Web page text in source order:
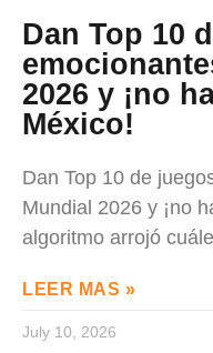
Dan Top 10
2026 y ¡no
México!
Dan Top 10 de
Mundial 2026 y ¡no
algoritmo arrojó
LEER MAS »
July 10, 2026